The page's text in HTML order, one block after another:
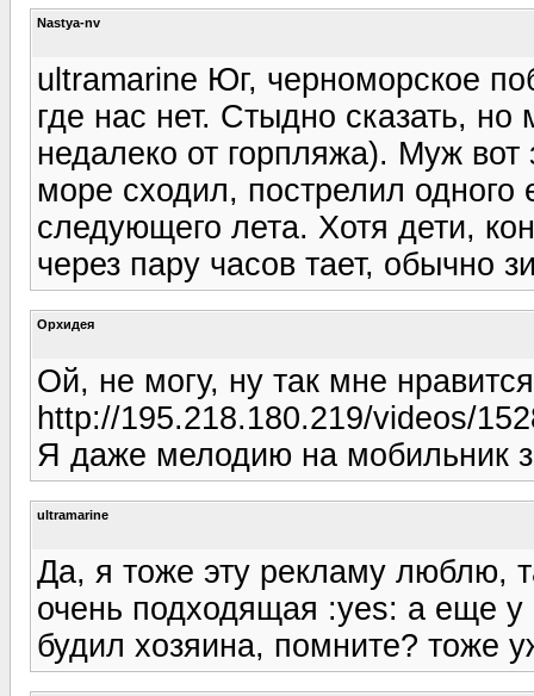
Nastya-nv
ultramarine Юг, черноморское
где нас нет. Стыдно сказать,
недалеко от горпляжа). Муж вот
море сходил, пострелил
следующего лета. Хотя дети,
через пару часов тает, обычно
Орхидея
Ой, не могу, ну так мне
http://195.218.180.219/videos/
Я даже мелодию на мобильник
ultramarine
Да, я тоже эту рекламу люблю,
очень подходящая :yes: а еще у
будил хозяина, помните? тоже